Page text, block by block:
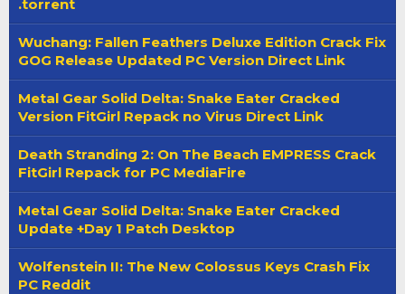
.torrent
Wuchang: Fallen Feathers Deluxe Edition Crack Fix
GOG Release Updated PC Version Direct Link
Metal Gear Solid Delta: Snake Eater Cracked
Version FitGirl Repack no Virus Direct Link
Death Stranding 2: On The Beach EMPRESS Crack
FitGirl Repack for PC MediaFire
Metal Gear Solid Delta: Snake Eater Cracked
Update +Day 1 Patch Desktop
Wolfenstein II: The New Colossus Keys Crash Fix
PC Reddit